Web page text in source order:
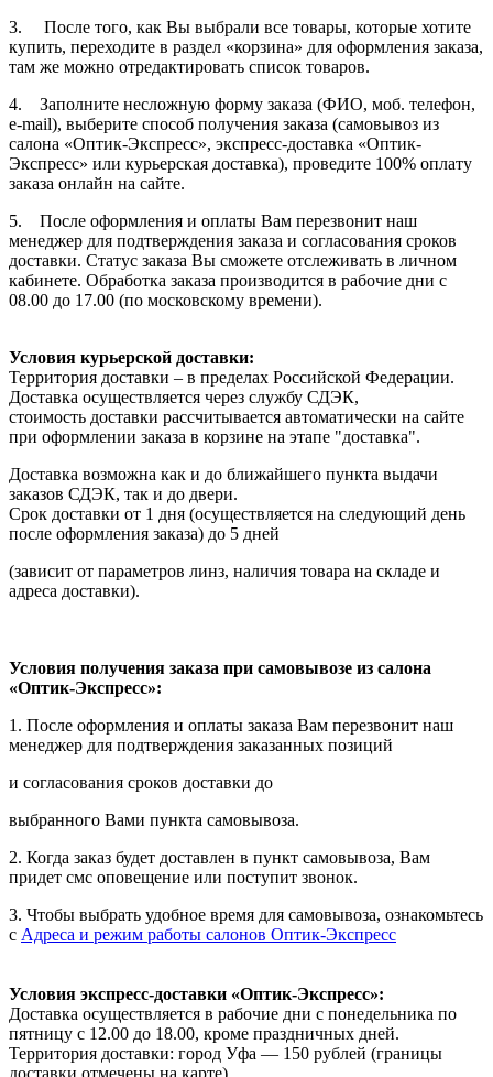
3. После того, как Вы выбрали все товары, которые хотите
купить, переходите в раздел «корзина» для оформления заказа,
там же можно отредактировать список товаров.
4. Заполните несложную форму заказа (ФИО, моб. телефон,
e-mail), выберите способ получения заказа (самовывоз из
салона «Оптик-Экспресс», экспресс-доставка «Оптик-
Экспресс» или курьерская доставка), проведите 100% оплату
заказа онлайн на сайте.
5. После оформления и оплаты Вам перезвонит наш
менеджер для подтверждения заказа и согласования сроков
доставки. Статус заказа Вы сможете отслеживать в личном
кабинете. Обработка заказа производится в рабочие дни с
08.00 до 17.00 (по московскому времени).
Условия курьерской доставки:
Территория доставки – в пределах Российской Федерации.
Доставка осуществляется через службу СДЭК,
стоимость доставки рассчитывается автоматически на сайте
при оформлении заказа в корзине на этапе "доставка".
Доставка возможна как и до ближайшего пункта выдачи
заказов СДЭК, так и до двери.
Срок доставки от 1 дня (осуществляется на следующий день
после оформления заказа) до 5 дней
(зависит от параметров линз, наличия товара на складе и
адреса доставки).
Условия получения заказа при самовывозе из салона
«Оптик-Экспресс»:
1. После оформления и оплаты заказа Вам перезвонит наш
менеджер для подтверждения заказанных позиций
и согласования сроков доставки до
выбранного Вами пункта самовывоза.
2. Когда заказ будет доставлен в пункт самовывоза, Вам
придет смс оповещение или поступит звонок.
3. Чтобы выбрать удобное время для самовывоза, ознакомьтесь
с Адреса и режим работы салонов Оптик-Экспресс
Условия экспресс-доставки «Оптик-Экспресс»:
Доставка осуществляется в рабочие дни с понедельника по
пятницу с 12.00 до 18.00, кроме праздничных дней.
Территория доставки: город Уфа — 150 рублей (границы
доставки отмечены на карте).